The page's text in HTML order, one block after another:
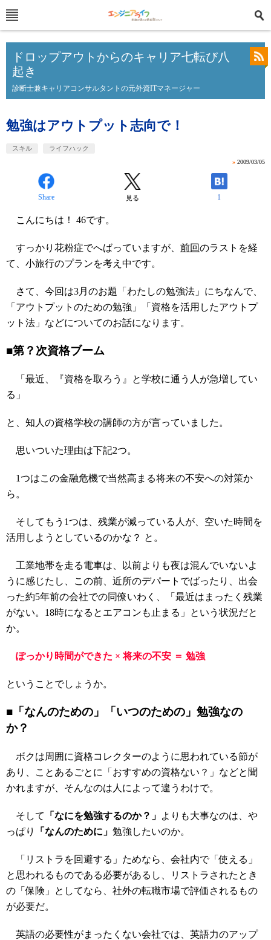
ドロップアウトからのキャリア七転び八
起き
診断士兼キャリアコンサルタントの元外資ITマネージャー
勉強はアウトプット志向で！
スキル ライフハック
» 2009/03/05
Share 見る 1
こんにちは！ 46です。
すっかり花粉症でへばっていますが、 前回のラストを経
て、小旅行のプランを考え中です。
さて、今回は3月のお題「わたしの勉強法」にちなんで、
「アウトプットのための勉強」「資格を活用したアウトプ
ット法」などについてのお話になります。
■第？次資格ブーム
「最近、『資格を取ろう』と学校に通う人が急増してい
る」
と、知人の資格学校の講師の方が言っていました。
思いついた理由は下記2つ。
1つはこの金融危機で当然高まる将来の不安への対策か
ら。
そしてもう1つは、残業が減っている人が、空いた時間を
活用しようとしているのかな？ と。
工業地帯を走る電車は、以前よりも夜は混んでいないよ
うに感じたし、この前、近所のデパートでばったり、出会
った約5年前の会社での同僚いわく、「最近はまったく残業
がない。18時になるとエアコンも止まる」という状況だと
か。
ぽっかり時間ができた × 将来の不安 ＝ 勉強
ということでしょうか。
■「なんのための」「いつのための」勉強なの
か？
ボクは周囲に資格コレクターのように思われている節が
あり、ことあるごとに「おすすめの資格ない？」などと聞
かれますが、そんなのは人によって違うわけで。
そして 「なにを勉強するのか？」 よりも大事なのは、や
っぱり
「なんのために」 勉強したいのか。
「リストラを回避する」ためなら、会社内で「使える」
と思われるものである必要があるし、リストラされたとき
の「保険」としてなら、社外の転職市場で評価されるもの
が必要だ。
英語の必要性がまったくない会社では、英語力のアップ